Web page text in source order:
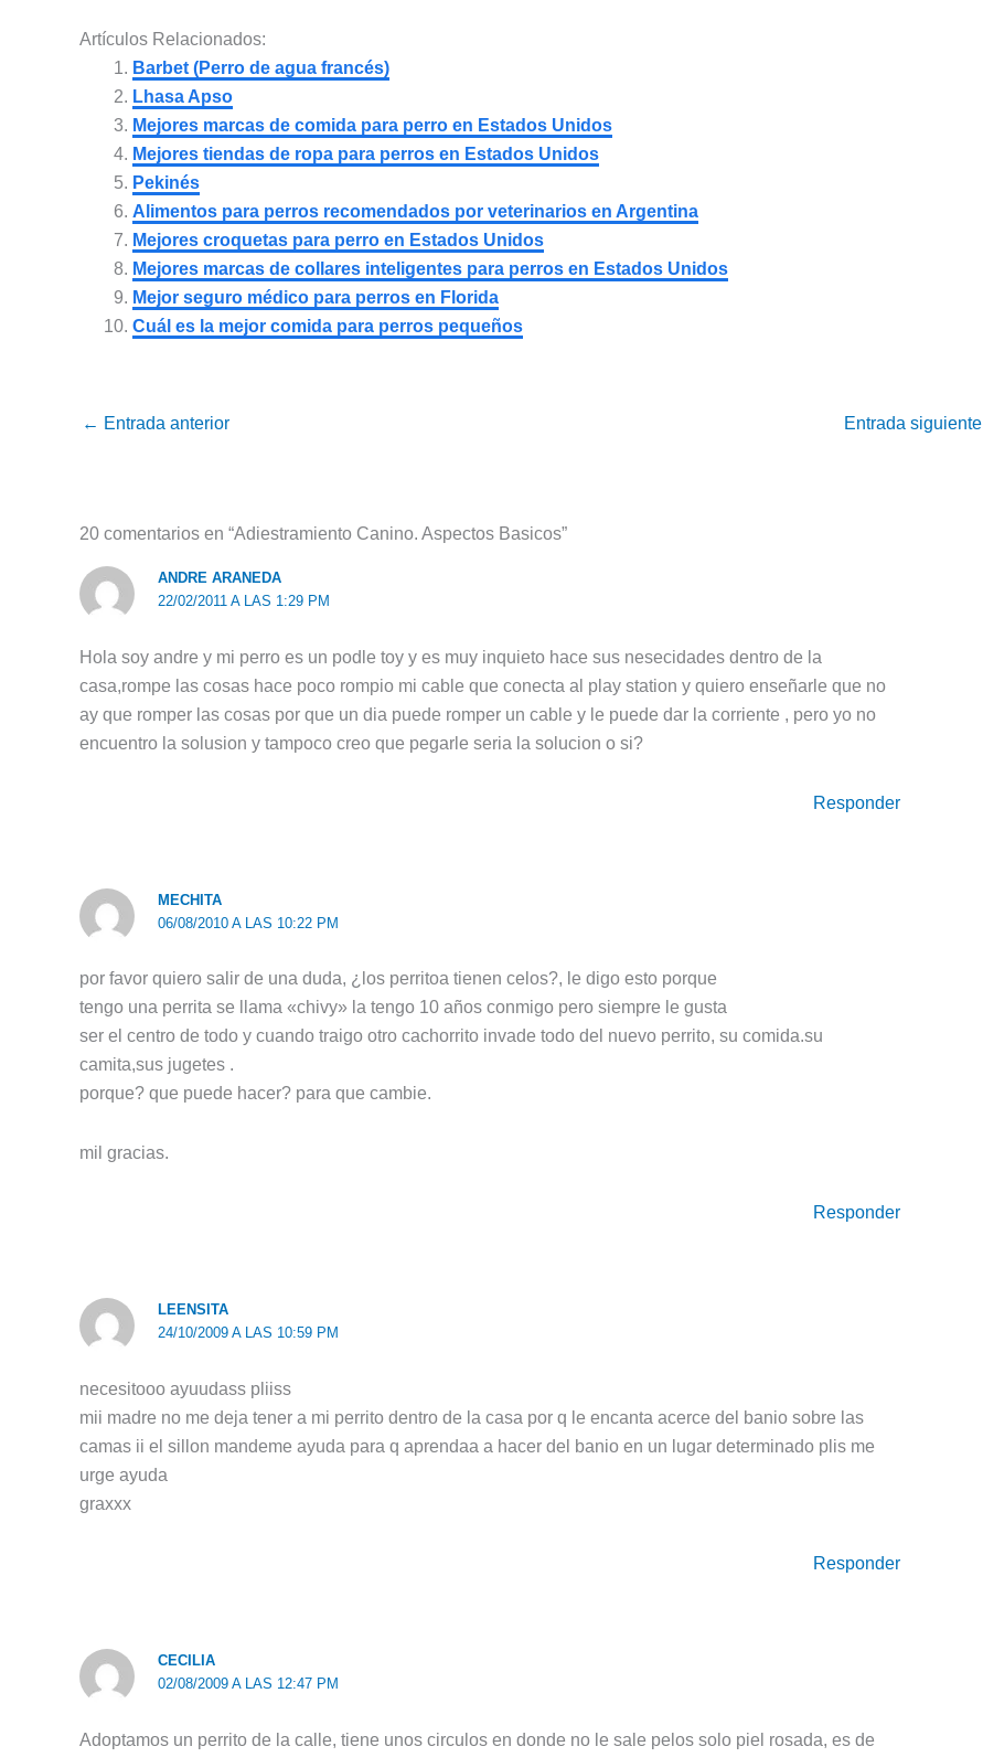
Artículos Relacionados:
Barbet (Perro de agua francés)
Lhasa Apso
Mejores marcas de comida para perro en Estados Unidos
Mejores tiendas de ropa para perros en Estados Unidos
Pekinés
Alimentos para perros recomendados por veterinarios en Argentina
Mejores croquetas para perro en Estados Unidos
Mejores marcas de collares inteligentes para perros en Estados Unidos
Mejor seguro médico para perros en Florida
Cuál es la mejor comida para perros pequeños
← Entrada anterior Entrada siguiente
20 comentarios en “Adiestramiento Canino. Aspectos Basicos”
ANDRE ARANEDA
22/02/2011 A LAS 1:29 PM
Hola soy andre y mi perro es un podle toy y es muy inquieto hace sus nesecidades dentro de la
casa,rompe las cosas hace poco rompio mi cable que conecta al play station y quiero enseñarle que no
ay que romper las cosas por que un dia puede romper un cable y le puede dar la corriente , pero yo no
encuentro la solusion y tampoco creo que pegarle seria la solucion o si?
Responder
MECHITA
06/08/2010 A LAS 10:22 PM
por favor quiero salir de una duda, ¿los perritoa tienen celos?, le digo esto porque
tengo una perrita se llama «chivy» la tengo 10 años conmigo pero siempre le gusta
ser el centro de todo y cuando traigo otro cachorrito invade todo del nuevo perrito, su comida.su
camita,sus jugetes .
porque? que puede hacer? para que cambie.
mil gracias.
Responder
LEENSITA
24/10/2009 A LAS 10:59 PM
necesitooo ayuudass pliiss
mii madre no me deja tener a mi perrito dentro de la casa por q le encanta acerce del banio sobre las
camas ii el sillon mandeme ayuda para q aprendaa a hacer del banio en un lugar determinado plis me
urge ayuda
graxxx
Responder
CECILIA
02/08/2009 A LAS 12:47 PM
Adoptamos un perrito de la calle, tiene unos circulos en donde no le sale pelos solo piel rosada, es de